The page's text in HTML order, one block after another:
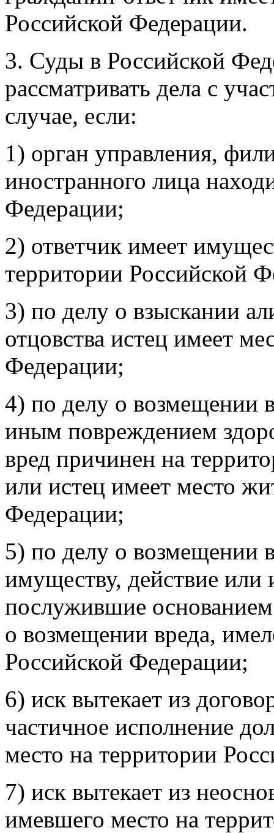
Российской Федерации.
3. Суды в Российской
рассматривать дела с
случае, если:
1) орган управления,
иностранного лица
Федерации;
2) ответчик имеет
территории Российской
3) по делу о взыскании
отцовства истец имеет
Федерации;
4) по делу о возмещении
иным повреждением
вред причинен на
или истец имеет место
Федерации;
5) по делу о возмещении
имуществу, действие или
послужившие основанием
о возмещении вреда,
Российской Федерации;
6) иск вытекает из
частичное исполнение
место на территории
7) иск вытекает из
имевшего место на